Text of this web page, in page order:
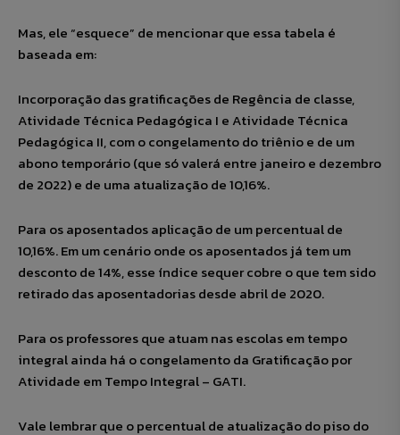
Mas, ele “esquece” de mencionar que essa tabela é
baseada em:
Incorporação das gratificações de Regência de classe,
Atividade Técnica Pedagógica I e Atividade Técnica
Pedagógica II, com o congelamento do triênio e de um
abono temporário (que só valerá entre janeiro e dezembro
de 2022) e de uma atualização de 10,16%.
Para os aposentados aplicação de um percentual de
10,16%. Em um cenário onde os aposentados já tem um
desconto de 14%, esse índice sequer cobre o que tem sido
retirado das aposentadorias desde abril de 2020.
Para os professores que atuam nas escolas em tempo
integral ainda há o congelamento da Gratificação por
Atividade em Tempo Integral – GATI.
Vale lembrar que o percentual de atualização do piso do